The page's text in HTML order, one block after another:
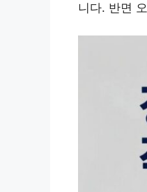
니다. 반면